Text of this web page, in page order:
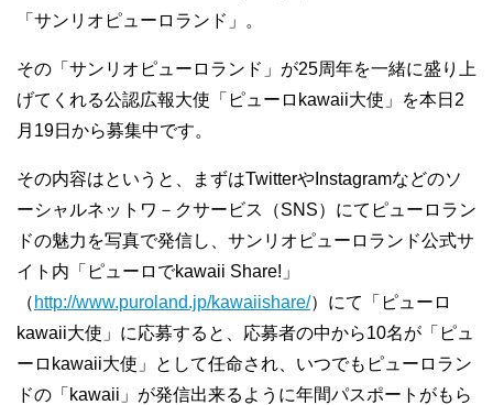
「サンリオピューロランド」。
その「サンリオピューロランド」が25周年を一緒に盛り上
げてくれる公認広報大使「ピューロkawaii大使」を本日2
月19日から募集中です。
その内容はというと、まずはTwitterやInstagramなどのソ
ーシャルネットワ－クサービス（SNS）にてピューロラン
ドの魅力を写真で発信し、サンリオピューロランド公式サ
イト内「ピューロでkawaii Share!」
（ http://www.puroland.jp/kawaiishare/）にて「ピューロ
kawaii大使」に応募すると、応募者の中から10名が「ピュ
ーロkawaii大使」として任命され、いつでもピューロラン
ドの「kawaii」が発信出来るように年間パスポートがもら